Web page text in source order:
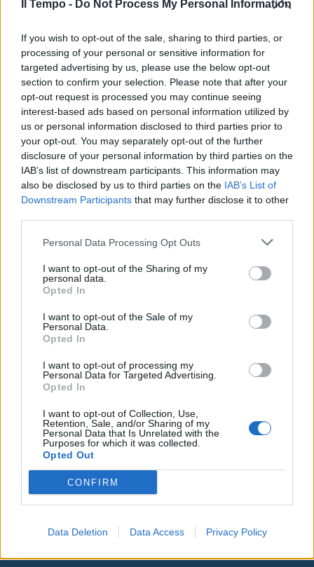
Il Tempo - Do Not Process My Personal Information
If you wish to opt-out of the sale, sharing to third parties, or
processing of your personal or sensitive information for
targeted advertising by us, please use the below opt-out
section to confirm your selection. Please note that after your
opt-out request is processed you may continue seeing
interest-based ads based on personal information utilized by
us or personal information disclosed to third parties prior to
your opt-out. You may separately opt-out of the further
disclosure of your personal information by third parties on the
IAB’s list of downstream participants. This information may
also be disclosed by us to third parties on the IAB’s List of
Downstream Participants that may further disclose it to other
Personal Data Processing Opt Outs
I want to opt-out of the Sharing of my
personal data.
Opted In
I want to opt-out of the Sale of my
Personal Data.
Opted In
I want to opt-out of processing my
Personal Data for Targeted Advertising.
Opted In
I want to opt-out of Collection, Use,
Retention, Sale, and/or Sharing of my
Personal Data that Is Unrelated with the
Purposes for which it was collected.
Opted Out
CONFIRM
Data Deletion Data Access Privacy Policy
00:00 01:16